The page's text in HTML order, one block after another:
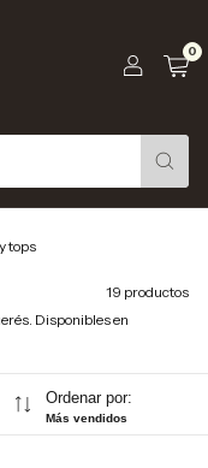
0
tops
19 productos
Disponibles en
Ordenar por:
Más vendidos